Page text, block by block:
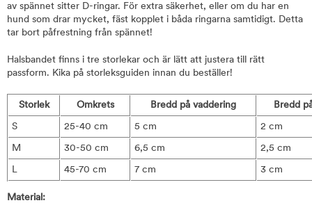
av spännet sitter D-ringar. För extra säkerhet, eller om du har en
hund som drar mycket, fäst kopplet i båda ringarna samtidigt. Detta
tar bort påfrestning från spännet!
Halsbandet finns i tre storlekar och är lätt att justera till rätt
passform. Kika på storleksguiden innan du beställer!
Storlek Omkrets Bredd på vaddering Bredd
S 25-40 cm 5 cm 2 cm
M 30-50 cm 6,5 cm 2,5 cm
L 45-70 cm 7 cm 3 cm
Material: